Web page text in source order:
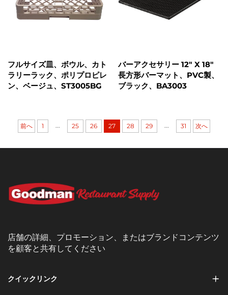
フルサイズ皿、ボウル、カト
ラリーラック、ポリプロピレ
ン、ベージュ、ST3005BG
バーアクセサリー 12" X 18"
長方形バーマット、PVC製、
ブラック、BA3003
前へ 1 ... 25 26 27 28 29 ... 31 次へ
店舗の詳細、プロモーション、またはブランドコンテンツ
を顧客と共有してください
クイックリンク